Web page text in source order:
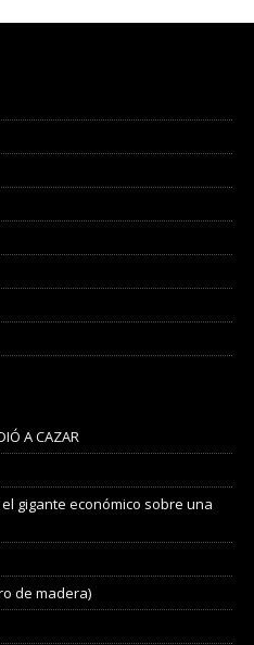
A CAZAR
gigante económico sobre una
de madera)